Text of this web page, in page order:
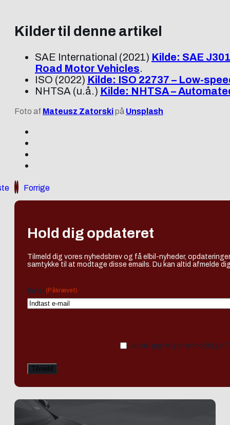
Kilder til denne artikel
SAE International (2021) Kilde: SAE
Road Motor Vehicles.
ISO (2022) Kilde: ISO 22737 – Low-
NHTSA (u.å.) Kilde: NHTSA –
Foto af Mateusz Zatorskipå Unsplash
Forrige
Hold dig opdateret
Tilmeld dig vores nyhedsbrev og få elbil-nyheder,
samtykke til at modtage disse emails. Du kan altid afmelde
Email (Påkrævet)
Ja tak, jeg vil gerne modtage